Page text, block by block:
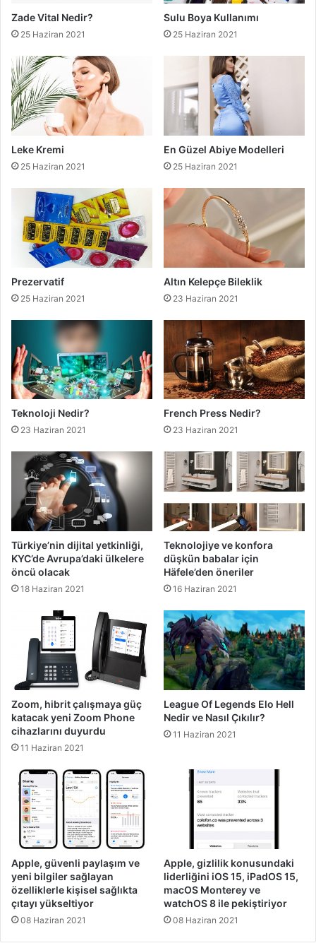
Zade Vital Nedir?
25 Haziran 2021
Sulu Boya Kullanımı
25 Haziran 2021
Leke Kremi
25 Haziran 2021
En Güzel Abiye Modelleri
25 Haziran 2021
Prezervatif
25 Haziran 2021
Altın Kelepçe Bileklik
23 Haziran 2021
Teknoloji Nedir?
23 Haziran 2021
French Press Nedir?
23 Haziran 2021
Türkiye’nin dijital yetkinliği,
KYC’de Avrupa’daki ülkelere
öncü olacak
18 Haziran 2021
Teknolojiye ve konfora
düşkün babalar için
Häfele’den öneriler
16 Haziran 2021
Zoom, hibrit çalışmaya güç
katacak yeni Zoom Phone
cihazlarını duyurdu
11 Haziran 2021
League Of Legends Elo Hell
Nedir ve Nasıl Çıkılır?
11 Haziran 2021
Apple, güvenli paylaşım ve
yeni bilgiler sağlayan
özelliklerle kişisel sağlıkta
çıtayı yükseltiyor
08 Haziran 2021
Apple, gizlilik konusundaki
liderliğini iOS 15, iPadOS 15,
macOS Monterey ve
watchOS 8 ile pekiştiriyor
08 Haziran 2021